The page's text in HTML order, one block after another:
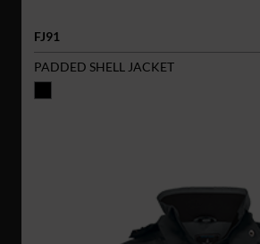
FJ91
PADDED SHELL JACKET